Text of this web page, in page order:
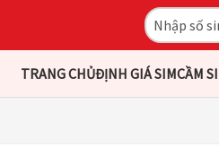
TRANG CHỦĐỊNH GIÁ SIMCẦM